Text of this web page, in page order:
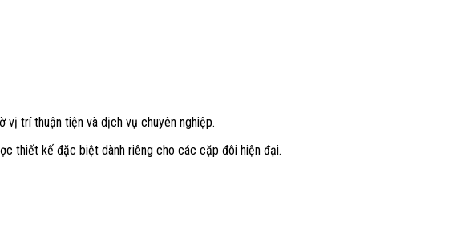
vị trí thuận tiện và dịch vụ chuyên nghiệp.
thiết kế đặc biệt dành riêng cho các cặp đôi hiện đại.